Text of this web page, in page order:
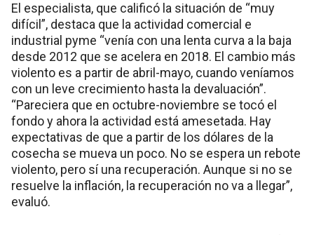
El especialista, que calificó la situación de “muy
difícil”, destaca que la actividad comercial e
industrial pyme “venía con una lenta curva a la baja
desde 2012 que se acelera en 2018. El cambio más
violento es a partir de abril-mayo, cuando veníamos
con un leve crecimiento hasta la devaluación”.
“Pareciera que en octubre-noviembre se tocó el
fondo y ahora la actividad está amesetada. Hay
expectativas de que a partir de los dólares de la
cosecha se mueva un poco. No se espera un rebote
violento, pero sí una recuperación. Aunque si no se
resuelve la inflación, la recuperación no va a llegar”,
evaluó.